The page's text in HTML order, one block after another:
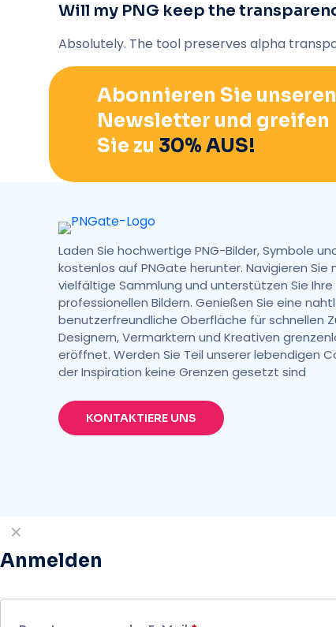
Will my PNG keep the
Absolutely. The tool preserves alpha
Abonnieren Sie unseren
Newsletter und greifen
Sie zu 30% AUS!
Laden Sie hochwertige PNG-Bilder, Symbole
kostenlos auf PNGate herunter. Navigieren Sie
vielfältige Sammlung und unterstützen Sie
professionellen Bildern. Genießen Sie eine
benutzerfreundliche Oberfläche für schnellen
Designern, Vermarktern und Kreativen
eröffnet. Werden Sie Teil unserer lebendigen
der Inspiration keine Grenzen gesetzt sind
KONTAKTIERE UNS
✕
Anmelden